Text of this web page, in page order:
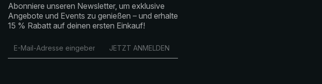
Abonniere unseren Newsletter, um exklusive
Angebote und Events zu genießen – und erhalte
15 % Rabatt auf deinen ersten Einkauf!
JETZT ANMELDEN